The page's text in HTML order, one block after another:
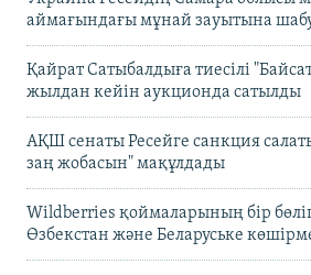
аймағындағы мұнай зауытына
Қайрат Сатыбалдыға тиесілі
жылдан кейін аукционда сатылды
АҚШ сенаты Ресейге санкция
заң жобасын" мақұлдады
Wildberries қоймаларының бір
Өзбекстан және Беларуське